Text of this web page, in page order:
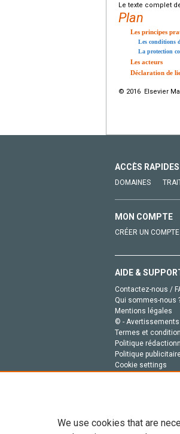
Le texte complet
Plan
Les principes
Les conditions
La protection
Les acteurs
Déclaration de
© 2016 Elsevier
ACCÈS RAPIDES
DOMAINES
MON COMPTE
CRÉER UN COMPTE
AIDE &
Contactez-nous /
Qui sommes-nous
Mentions légales
© - Avertissements
Termes et
Politique
Politique
Cookie settings
We use cookies that are